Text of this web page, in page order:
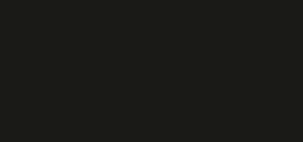
mecanismo de solidariedade
proposta por
Assim, o que já entrou de
para cobrir o que ainda não foi